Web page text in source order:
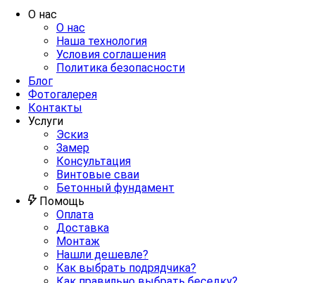
О нас
О нас
Наша технология
Условия соглашения
Политика безопасности
Блог
Фотогалерея
Контакты
Услуги
Эскиз
Замер
Консультация
Винтовые сваи
Бетонный фундамент
Помощь
Оплата
Доставка
Монтаж
Нашли дешевле?
Как выбрать подрядчика?